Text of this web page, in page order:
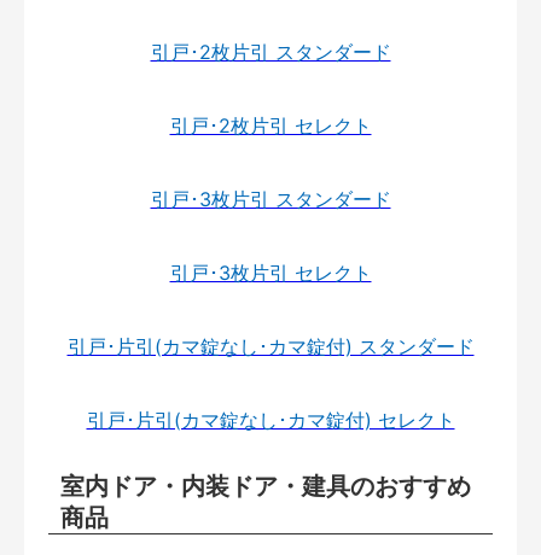
引戸･2枚片引 スタンダード
引戸･2枚片引 セレクト
引戸･3枚片引 スタンダード
引戸･3枚片引 セレクト
引戸･片引(カマ錠なし･カマ錠付) スタンダード
引戸･片引(カマ錠なし･カマ錠付) セレクト
室内ドア・内装ドア・建具のおすすめ
商品